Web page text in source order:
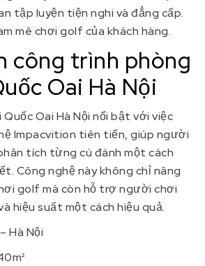
tập luyện tiện nghi và đẳng cấp.
mê chơi golf của khách hàng.
công trình phòng
Oai Hà Nội
Oai Hà Nội nổi bật với việc
Impacvition tiên tiến, giúp người
tích từng cú đánh một cách
Công nghệ này không chỉ nâng
golf mà còn hỗ trợ người chơi
hiệu suất một cách hiệu quả.
Hà Nội